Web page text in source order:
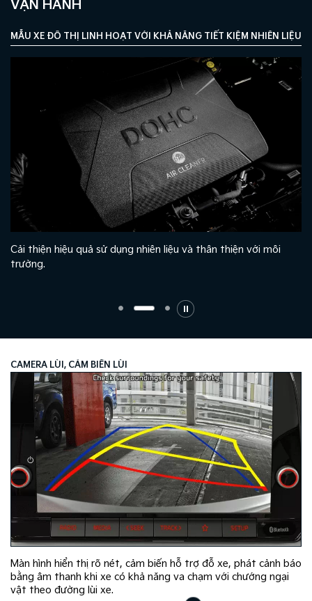
VẬN HÀNH
MẪU XE ĐÔ THỊ LINH HOẠT VỚI KHẢ NĂNG TIẾT KIỆM NHIÊN LIỆU
Cải thiện hiệu quả sử dụng nhiên liệu và thân thiện với môi
trường.
CAMERA LÙI, CẢM BIẾN LÙI
Màn hình hiển thị rõ nét, cảm biến hỗ trợ đỗ xe, phát cảnh báo
bằng âm thanh khi xe có khả năng va chạm với chướng ngại
vật theo đường lùi xe.